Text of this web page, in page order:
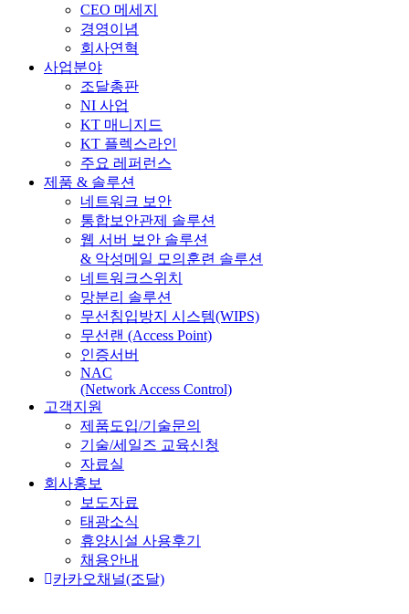
CEO 메세지
경영이념
회사연혁
사업분야
조달총판
NI 사업
KT 매니지드
KT 플렉스라인
주요 레퍼런스
제품 & 솔루션
네트워크 보안
통합보안관제 솔루션
웹 서버 보안 솔루션
& 악성메일 모의훈련 솔루션
네트워크스위치
망분리 솔루션
무선침입방지 시스템(WIPS)
무선랜 (Access Point)
인증서버
NAC
(Network Access Control)
고객지원
제품도입/기술문의
기술/세일즈 교육신청
자료실
회사홍보
보도자료
태광소식
휴양시설 사용후기
채용안내
카카오채널(조달)